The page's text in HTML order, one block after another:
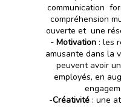
communication
compréhension
ouverte et une
- Motivation: les
amusante dans la
peuvent avoir
employés, en
-Créativité: une